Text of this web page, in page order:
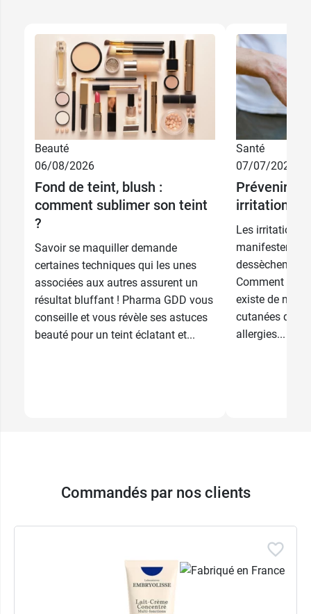
Beauté
06/08/2026
Fond de teint, blush :
comment sublimer son teint
?
Savoir se maquiller demande
certaines techniques qui les unes
associées aux autres assurent un
résultat bluffant ! Pharma GDD vous
conseille et vous révèle ses astuces
beauté pour un teint éclatant et...
Santé
07/07/2026
Prévenir et
irritations
Les irritations
manifestent
dessèchement
Comment
existe de
cutanées qui
allergies...
Commandés par nos clients